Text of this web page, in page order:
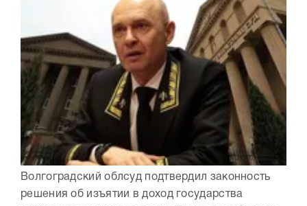
Волгоградский облсуд подтвердил законность
решения об изъятии в доход государства